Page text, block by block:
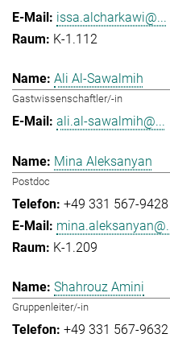
issa.alcharkawi@...
K-1.112
Ali Al-Sawalmih
Gastwissenschaftler/-in
ali.al-sawalmih@...
Mina Aleksanyan
Postdoc
+49 331 567-9428
K-1.209
Shahrouz Amini
Gruppenleiter/-in
+49 331 567-9632